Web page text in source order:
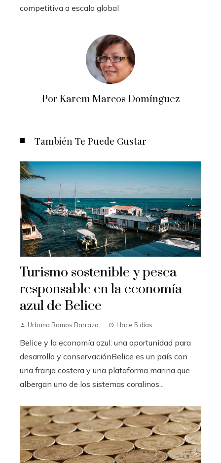
competitiva a escala global
Por Karem Marcos Domínguez
También Te Puede Gustar
Turismo sostenible y pesca
responsable en la economía
azul de Belice
Urbana Ramos Barraza Hace 5 días
Belice y la economía azul: una oportunidad para
desarrollo y conservaciónBelice es un país con
una franja costera y una plataforma marina que
albergan uno de los sistemas coralinos...